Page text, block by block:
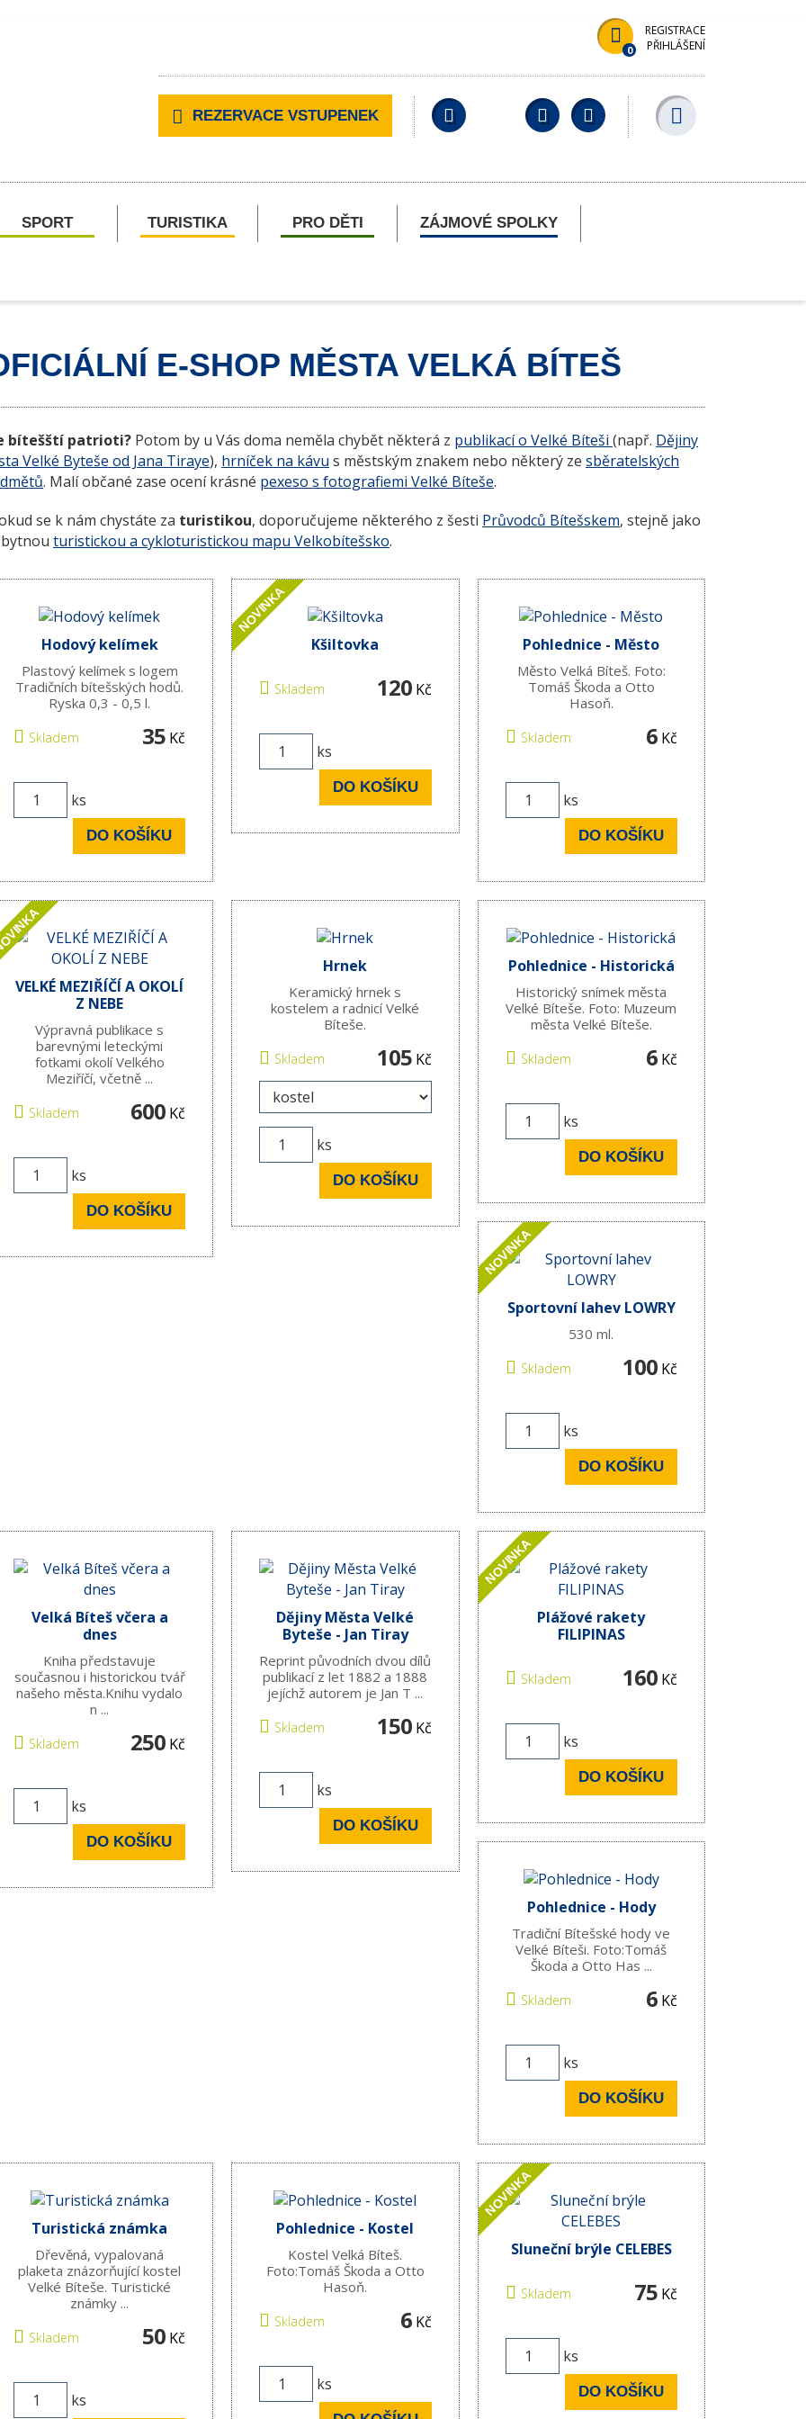
0
REGISTRACE
PŘIHLÁŠENÍ
REZERVACE VSTUPENEK Facebook YouTubeWikipedia
SPORT TURISTIKA PRO DĚTI ZÁJMOVÉ SPOLKY
E-SHOP MĚSTA VELKÁ BÍTEŠ
bítešští patrioti? Potom by u Vás doma neměla chybět některá z publikací o Velké Bíteši (např. Dějiny
Velké Byteše od Jana Tiraye), hrníček na kávu s městským znakem nebo některý ze sběratelských
. Malí občané zase ocení krásné pexeso s fotografiemi Velké Bíteše.
se k nám chystáte za turistikou, doporučujeme některého z šesti Průvodců Bítešskem, stejně jako
turistickou a cykloturistickou mapu Velkobítešsko.
Hodový kelímek
Plastový kelímek s logem
Tradičních bítešských hodů.
Ryska 0,3 - 0,5 l.
Skladem 35 Kč
ks
DO KOŠÍKU
NOVINKA
Kšiltovka
Skladem 120Kč
ks
DO KOŠÍKU
Pohlednice - Město
Město Velká Bíteš. Foto:
Tomáš Škoda a Otto
Hasoň.
Skladem 6Kč
ks
DO KOŠÍKU
VELKÉ MEZIŘÍČÍ A OKOLÍ
Z NEBE
Výpravná publikace s
barevnými leteckými
fotkami okolí Velkého
Meziříčí, včetně ...
Skladem 600 Kč
ks
DO KOŠÍKU
Hrnek
Keramický hrnek s
kostelem a radnicí Velké
Bíteše.
Skladem 105Kč
ks
DO KOŠÍKU
Pohlednice - Historická
Historický snímek města
Velké Bíteše. Foto: Muzeum
města Velké Bíteše.
Skladem 6Kč
ks
DO KOŠÍKU
NOVINKA
Sportovní lahev LOWRY
530 ml.
Skladem 100Kč
ks
DO KOŠÍKU
Velká Bíteš včera a
dnes
Kniha představuje
současnou i historickou tvář
našeho města.Knihu vydalo
n ...
Skladem 250 Kč
ks
DO KOŠÍKU
Dějiny Města Velké
Byteše - Jan Tiray
Reprint původních dvou dílů
publikací z let 1882 a 1888
jejíchž autorem je Jan T ...
Skladem 150Kč
ks
DO KOŠÍKU
NOVINKA
Plážové rakety
FILIPINAS
Skladem 160Kč
ks
DO KOŠÍKU
Pohlednice - Hody
Tradiční Bítešské hody ve
Velké Bíteši. Foto:Tomáš
Škoda a Otto Has ...
Skladem 6Kč
ks
DO KOŠÍKU
Turistická známka
Dřevěná, vypalovaná
plaketa znázorňující kostel
Velké Bíteše. Turistické
známky ...
Skladem 50 Kč
ks
Pohlednice - Kostel
Kostel Velká Bíteš.
Foto:Tomáš Škoda a Otto
Hasoň.
Skladem 6Kč
ks
NOVINKA
Sluneční brýle CELEBES
Skladem 75Kč
ks
DO KOŠÍKU